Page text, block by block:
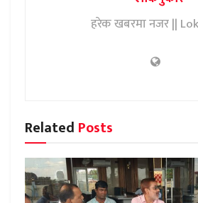
हरेक खबरमा नजर ||
Related Posts